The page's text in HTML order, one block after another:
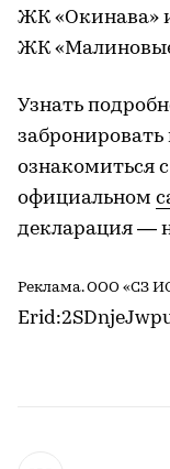
ЖК «Окинава»
ЖК
Узнать
ознакомиться
официальном
декларация —
Реклама. ООО «СЗ